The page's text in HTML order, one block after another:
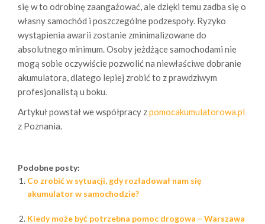
się w to odrobinę zaangażować, ale dzięki temu zadba się o
własny samochód i poszczególne podzespoły. Ryzyko
wystąpienia awarii zostanie zminimalizowane do
absolutnego minimum. Osoby jeżdżące samochodami nie
mogą sobie oczywiście pozwolić na niewłaściwe dobranie
akumulatora, dlatego lepiej zrobić to z prawdziwym
profesjonalistą u boku.
Artykuł powstał we współpracy zpomocakumulatorowa.pl
z Poznania.
Podobne posty:
Co zrobić w sytuacji, gdy rozładował nam się
akumulator w samochodzie?
Kiedy może być potrzebna pomoc drogowa – Warszawa